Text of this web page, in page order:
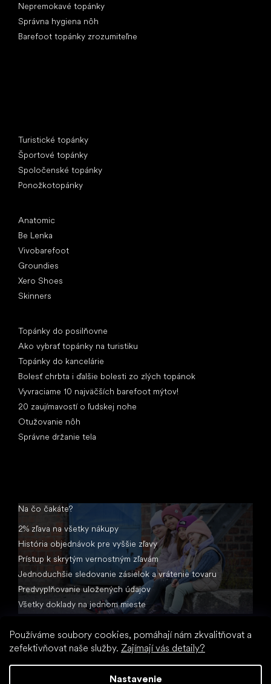
Používáme soubory cookies, pomáhají nám zkvalitňovat a
zefektivňovat naše služby. Zajímají vás detaily?
Nastavenie
Nepremokavé topánky
Správna hygiena nôh
Barefoot topánky zrozumiteľne
Turistické topánky
Športové topánky
Spoločenské topánky
Ponožkotopánky
Anatomic
Be Lenka
Vivobarefoot
Groundies
Xero Shoes
Skinners
Topánky do posilňovne
Ako vybrať topánky na turistiku
Topánky do kancelárie
Bolesť chrbta i ďalšie bolesti zo zlých topánok
Vyvraciame 10 najväčších barefoot mýtov!
20 zaujímavostí o ľudskej nohe
Otužovanie nôh
Správne držanie tela
Na čo čakáte?
2% zľava na všetky nákupy
História objednávok pre vyššie zľavy
Prístup k skrytým vernostným zľavám
Jednoduchšie sledovanie zásielok a vrátenie tovaru
Predvyplňovanie uložených údajov
Všetky doklady na jednom mieste
Vytvoril Shoptet